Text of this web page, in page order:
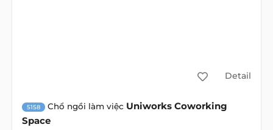
Detail
5158 Chổ ngồi làm việc Uniworks Coworking
Space